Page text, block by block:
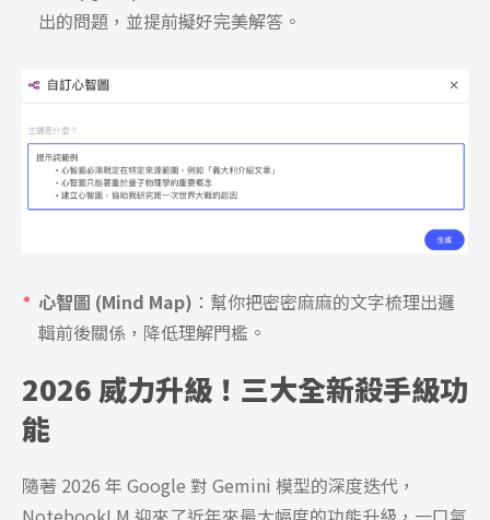
出的問題，並提前擬好完美解答。
心智圖 (Mind Map) ：幫你把密密麻麻的文字梳理出邏
輯前後關係，降低理解門檻。
2026 威力升級！三大全新殺手級功
能
隨著 2026 年 Google 對 Gemini 模型的深度迭代，